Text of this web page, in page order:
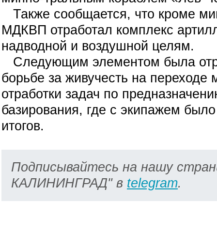
Также сообщается, что кроме
МДКВП отработал комплекс
надводной и воздушной целям.
Следующим элементом была
борьбе за живучесть на
отработки задач по
базирования, где с экипажем
итогов.
Подписывайтесь на нашу
КАЛИНИНГРАД" в telegram.